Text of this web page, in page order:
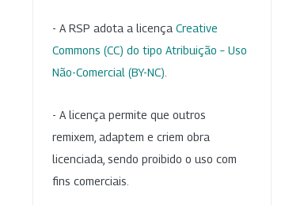
- A RSP adota a licença Creative
Commons (CC) do tipo Atribuição – Uso
Não-Comercial (BY-NC)
- A licença permite que outros
remixem, adaptem e criem obra
licenciada, sendo proibido o uso com
fins comerciais.